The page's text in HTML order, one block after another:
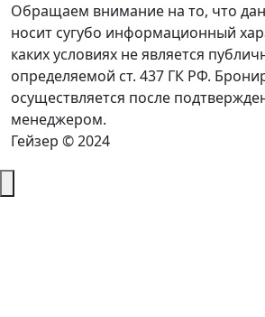
Обращаем внимание на то, что
носит сугубо информационный
каких условиях не является
определяемой ст. 437 ГК РФ.
осуществляется после
менеджером.
Гейзер © 2024